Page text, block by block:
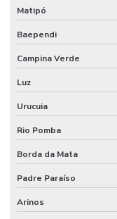
Matipó
Baependi
Campina Verde
Luz
Urucuia
Rio Pomba
Borda da Mata
Padre Paraíso
Arinos